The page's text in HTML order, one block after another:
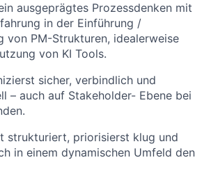
ausgeprägtes Prozessdenken mit
in der Einführung /
von PM-Strukturen, idealerweise
von KI Tools.
sicher, verbindlich und
– auch auf Stakeholder- Ebene bei
strukturiert, priorisierst klug und
in einem dynamischen Umfeld den